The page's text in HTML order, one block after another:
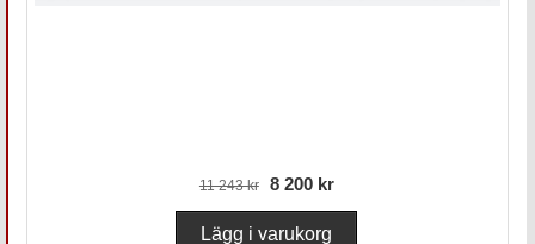
11 243 kr 8 200 kr